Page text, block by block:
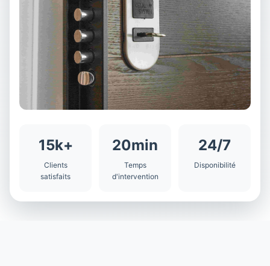
15k+
Clients
satisfaits
20min
Temps
d'intervention
24/7
Disponibilité